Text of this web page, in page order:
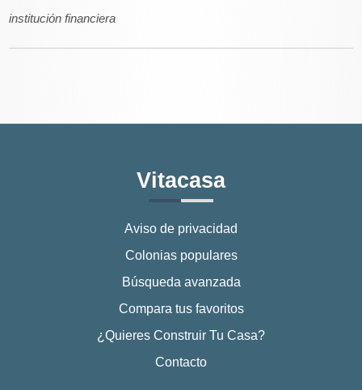
institución financiera
Vitacasa
Aviso de privacidad
Colonias populares
Búsqueda avanzada
Compara tus favoritos
¿Quieres Construir Tu Casa?
Contacto